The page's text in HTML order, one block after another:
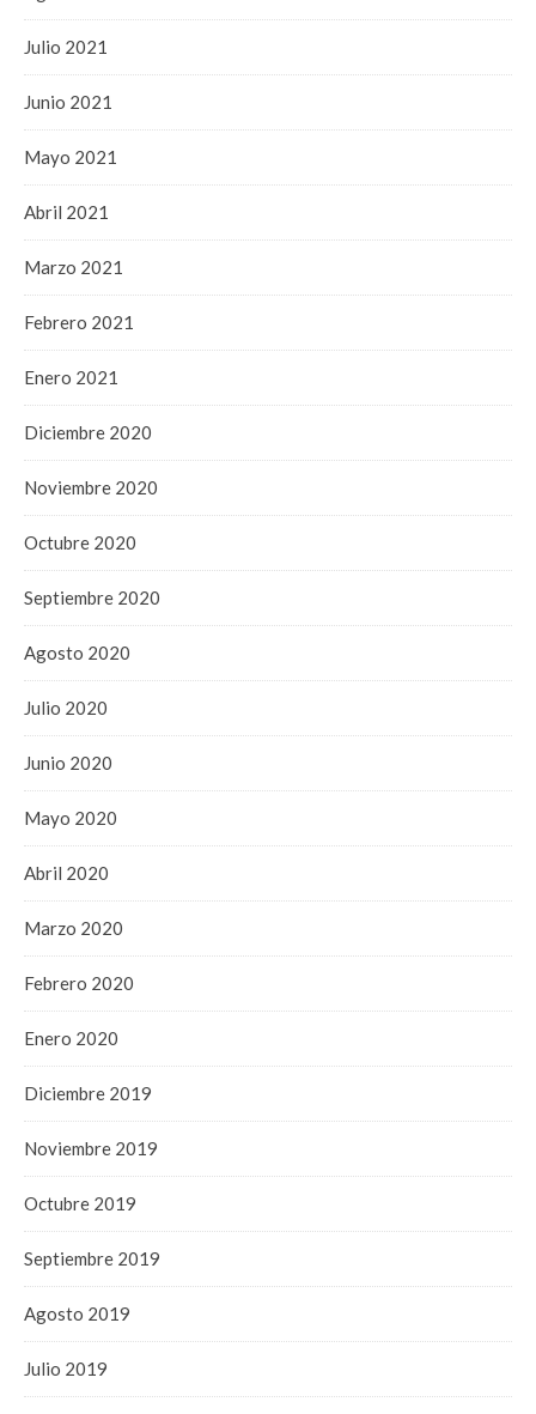
Julio 2021
Junio 2021
Mayo 2021
Abril 2021
Marzo 2021
Febrero 2021
Enero 2021
Diciembre 2020
Noviembre 2020
Octubre 2020
Septiembre 2020
Agosto 2020
Julio 2020
Junio 2020
Mayo 2020
Abril 2020
Marzo 2020
Febrero 2020
Enero 2020
Diciembre 2019
Noviembre 2019
Octubre 2019
Septiembre 2019
Agosto 2019
Julio 2019